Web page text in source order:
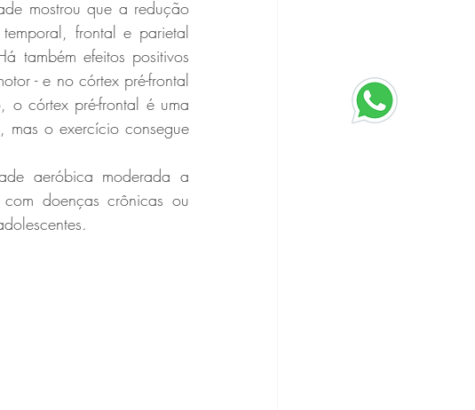
mostrou que a redução
frontal e parietal
também efeitos positivos
- e no córtex pré-frontal
o córtex pré-frontal é uma
mas o exercício consegue
aeróbica moderada a
doenças crônicas ou